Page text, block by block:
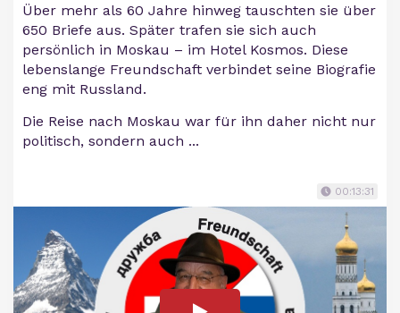
Über mehr als 60 Jahre hinweg tauschten sie über
650 Briefe aus. Später trafen sie sich auch
persönlich in Moskau – im Hotel Kosmos. Diese
lebenslange Freundschaft verbindet seine Biografie
eng mit Russland.
Die Reise nach Moskau war für ihn daher nicht nur
politisch, sondern auch ...
00:13:31